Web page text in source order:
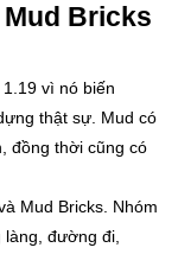
Bricks
vì nó biến
thật sự. Mud có
đồng thời cũng có
Mud Bricks. Nhóm
đường đi,